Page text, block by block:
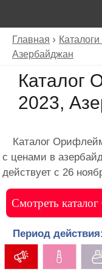
Главная
Азербайджан
Каталог
2023,
Каталог
с ценами в
действует с 26
Смотреть
Период действия: